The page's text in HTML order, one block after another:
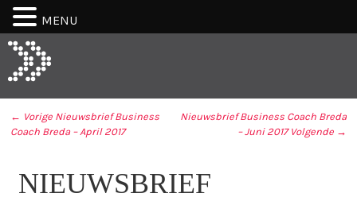
BERICHT NAVIGATIE
← VorigeNieuwsbrief Business
Coach Breda – April 2017
Nieuwsbrief Business Coach Breda
– Juni 2017 Volgende →
NIEUWSBRIEF
MENU